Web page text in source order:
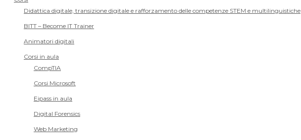
Didattica digitale, transizione digitale e rafforzamento delle competenze STEM e multilinguistiche
BITT – Become IT Trainer
Animatori digitali
Corsi in aula
CompTIA
Corsi Microsoft
Eipass in aula
Digital Forensics
Web Marketing